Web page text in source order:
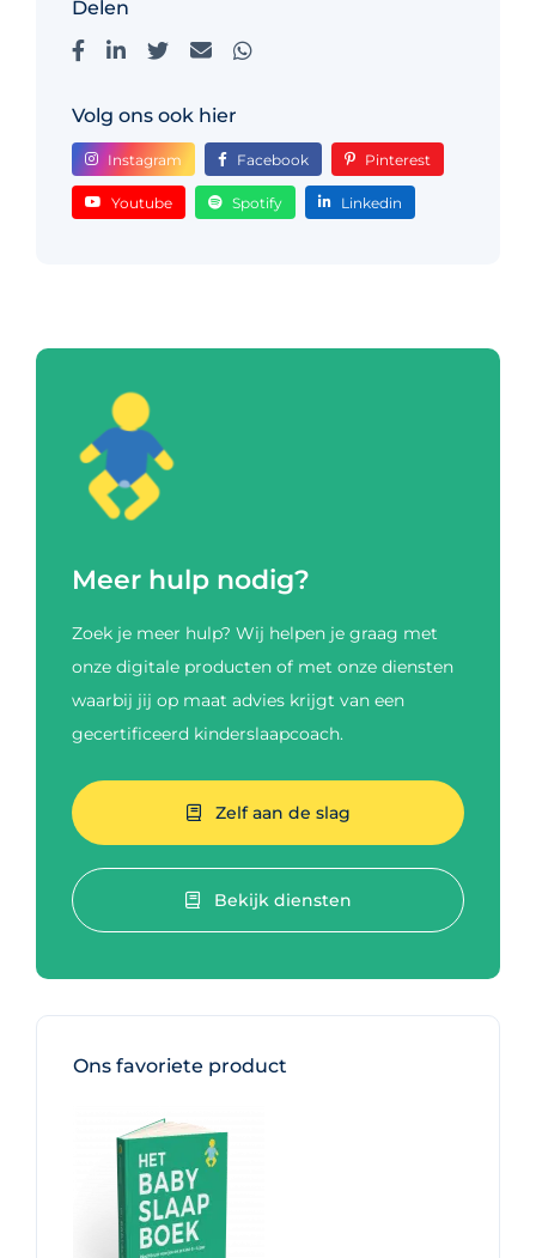
Delen
Volg ons ook hier
Instagram Facebook Pinterest
Youtube Spotify Linkedin
Meer hulp nodig?
Zoek je meer hulp? Wij helpen je graag met
onze digitale producten of met onze diensten
waarbij jij op maat advies krijgt van een
gecertificeerd kinderslaapcoach.
Zelf aan de slag
Bekijk diensten
Ons favoriete product